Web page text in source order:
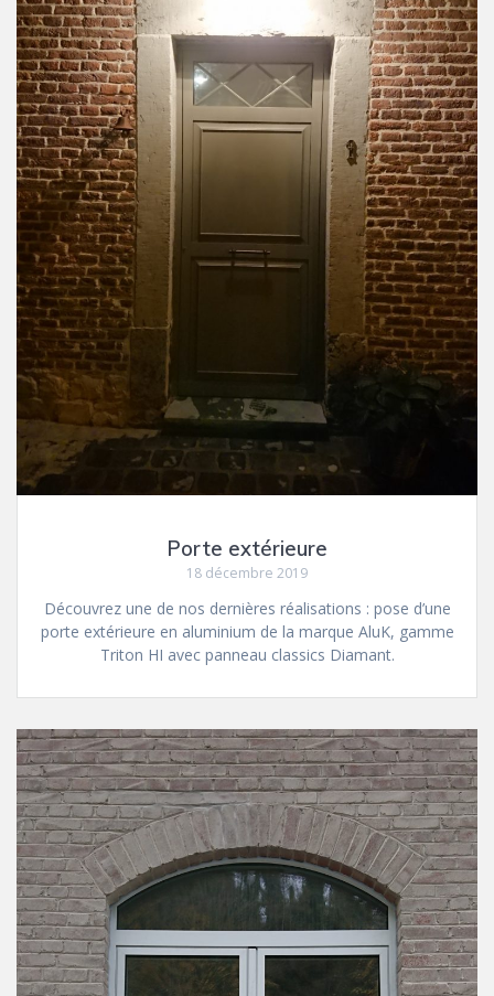
Porte extérieure
18 décembre 2019
Découvrez une de nos dernières réalisations : pose d’une
porte extérieure en aluminium de la marque AluK, gamme
Triton HI avec panneau classics Diamant.